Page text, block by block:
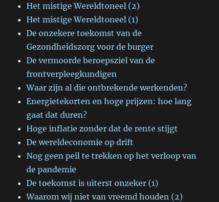
Het mistige Wereldtoneel (2)
Het mistige Wereldtoneel (1)
De onzekere toekomst van de
Gezondheidszorg voor de burger
De vermoorde beroepsziel van de
frontverpleegkundigen
Waar zijn al die ontbrekende werkenden?
Energietekorten en hoge prijzen: hoe lang
gaat dat duren?
Hoge inflatie zonder dat de rente stijgt
De wereldeconomie op drift
Nog geen peil te trekken op het verloop van
de pandemie
De toekomst is uiterst onzeker (1)
Waarom wij niet van vreemd houden (2)